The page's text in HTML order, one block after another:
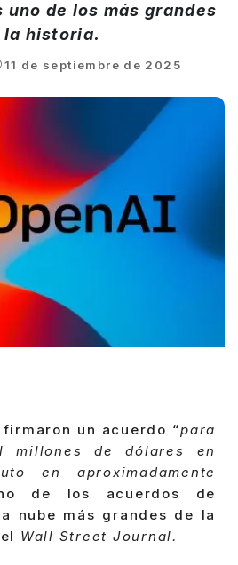
uno de los más grandes
la historia.
11 de septiembre de 2025
firmaron un acuerdo “para
millones de dólares en
en aproximadamente
de los acuerdos de
nube más grandes de la
el Wall Street Journal.